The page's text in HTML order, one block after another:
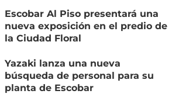
Escobar Al Piso presentará una
nueva exposición en el predio de
la Ciudad Floral
Yazaki lanza una nueva
búsqueda de personal para su
planta de Escobar